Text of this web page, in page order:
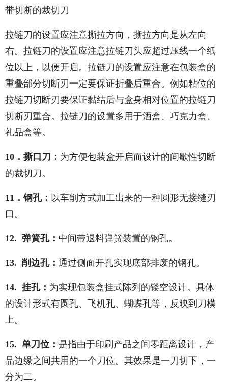
带切断的裁切刀
拉链刀的设置应注意撕拉方向，撕拉方向是从左向
右。拉链刀的设置应注意拉链刀头应超过压线一个纸
位以上，以便开启。拉链刀的设置应注意在包装盒的
重叠部分切断刃一定要保证折叠后重合。例如粘位的
拉链刀切断刃要保证黏结后与盒身相对位置的拉链刀
切断刃重合。拉链刀的设置多用于酒盒、巧克力盒、
礼品盒等。
10．撕口刀： 为方便包装盒开启而设计的间歇性切断
的裁切刀。
11．钢孔： 以车削方式加工出来的一种圆形无接缝刃
口。
12. 弹簧孔： 中间带退料弹簧装置的钢孔。
13. 削边孔： 通过侧面开孔实现底部排废的钢孔。
14. 挂孔： 为实现包装盒挂式陈列的镂空设计。具体
的设计形式有圆孔、飞机孔、蝴蝶孔等，反映到刀模
上。
15. 单刀位： 是指由于印刷产品之间零距离设计，产
品边缘之间共用的一个刀位。其效果是一刀切下，一
分为二。